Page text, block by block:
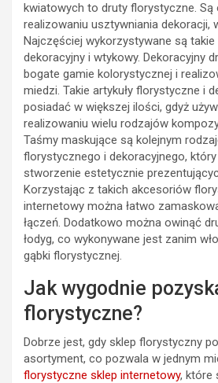
kwiatowych to druty florystyczne. Są
realizowaniu usztywniania dekoracji,
Najczęściej wykorzystywane są takie
dekoracyjny i wtykowy. Dekoracyjny
bogate gamie kolorystycznej i
miedzi. Takie artykuły florystyczne i
posiadać w większej ilości, gdyż
realizowaniu wielu rodzajów
Taśmy maskujące są kolejnym
florystycznego i dekoracyjnego,
stworzenie estetycznie
Korzystając z takich akcesoriów
internetowy można łatwo
łączeń. Dodatkowo można owinąć
łodyg, co wykonywane jest zanim
gąbki florystycznej.
Jak wygodnie
florystyczne?
Dobrze jest, gdy sklep florystyczny
asortyment, co pozwala w jednym
florystyczne sklep internetowy, które